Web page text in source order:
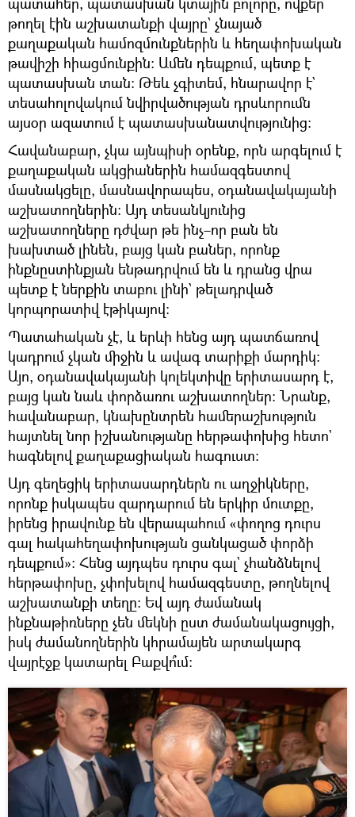
թողել էին աշխատանքի վայրը` չնայած
քաղաքական համոզմունքներին և հեղափոխական
թավիշի հիացմունքին։ Ամեն դեպքում, պետք է
պատասխան տան։ Թեև չգիտեմ, հնարավոր է`
տեսահոլովակում նվիրվածության դրսևորումն
այսօր ազատում է պատասխանատվությունից։
Հավանաբար, չկա այնպիսի օրենք, որն արգելում է
քաղաքական ակցիաներին համազգեստով
մասնակցելը, մասնավորապես, օդանավակայանի
աշխատողներին։ Այդ տեսանկյունից
աշխատողները դժվար թե ինչ–որ բան են
խախտած լինեն, բայց կան բաներ, որոնք
ինքնըստինքյան ենթադրվում են և դրանց վրա
պետք է ներքին տաբու լինի` թելադրված
կորպորատիվ էթիկայով։
Պատահական չէ, և երևի հենց այդ պատճառով
կադրում չկան միջին և ավագ տարիքի մարդիկ։
Այո, օդանավակայանի կոլեկտիվը երիտասարդ է,
բայց կան նաև փորձառու աշխատողներ։ Նրանք,
հավանաբար, կնախընտրեն համերաշխություն
հայտնել նոր իշխանությանը հերթափոխից հետո`
հագնելով քաղաքացիական հագուստ։
Այդ գեղեցիկ երիտասարդներն ու աղջիկները,
որոնք իսկապես զարդարում են երկիր մուտքը,
իրենց իրավունք են վերապահում «փողոց դուրս
գալ հակահեղափոխության ցանկացած փորձի
դեպքում»։ Հենց այդպես դուրս գալ` չհանձնելով
հերթափոխը, չփոխելով համազգեստը, թողնելով
աշխատանքի տեղը։ Եվ այդ ժամանակ
ինքնաթիռները չեն մեկնի ըստ ժամանակացույցի,
իսկ ժամանողներին կհրամայեն արտակարգ
վայրէջք կատարել Բաքվո՞ւմ։